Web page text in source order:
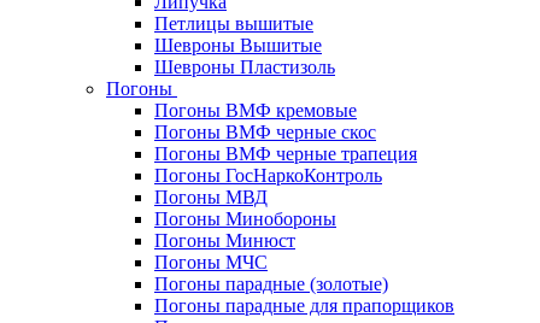
Петлицы вышитые
Шевроны Вышитые
Шевроны Пластизоль
Погоны
Погоны ВМФ кремовые
Погоны ВМФ черные скос
Погоны ВМФ черные трапеция
Погоны ГосНаркоКонтроль
Погоны МВД
Погоны Минобороны
Погоны Минюст
Погоны МЧС
Погоны парадные (золотые)
Погоны парадные для прапорщиков